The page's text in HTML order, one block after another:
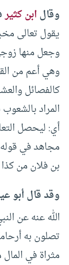
وقالابن كثير
يقول تعالى
وجعل منها
وهي أعم من
كالفصائل
المراد
أي: ليحصل
مجاهد في قوله
بن فلان من
وقد قال أبو
الله عنه عن
تصلون به
مثراة في